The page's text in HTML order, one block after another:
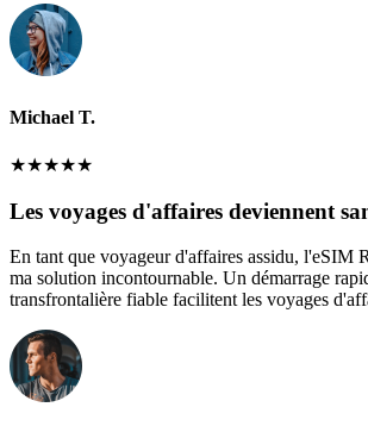
Michael T.
★★★★★
Les voyages d'affaires deviennent
En tant que voyageur d'affaires assidu, l'eSIM
ma solution incontournable. Un démarrage
transfrontalière fiable facilitent les voyages